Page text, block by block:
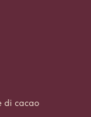
di cacao